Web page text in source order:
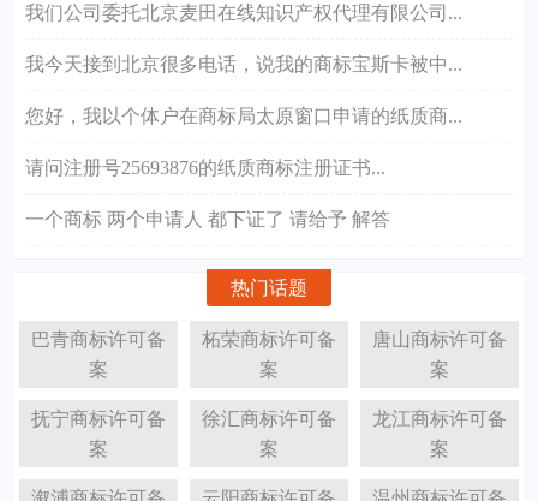
我们公司委托北京麦田在线知识产权代理有限公司...
我今天接到北京很多电话，说我的商标宝斯卡被中...
您好，我以个体户在商标局太原窗口申请的纸质商...
请问注册号25693876的纸质商标注册证书...
一个商标 两个申请人 都下证了 请给予 解答
热门话题
巴青商标许可备
案
柘荣商标许可备
案
唐山商标许可备
案
抚宁商标许可备
案
徐汇商标许可备
案
龙江商标许可备
案